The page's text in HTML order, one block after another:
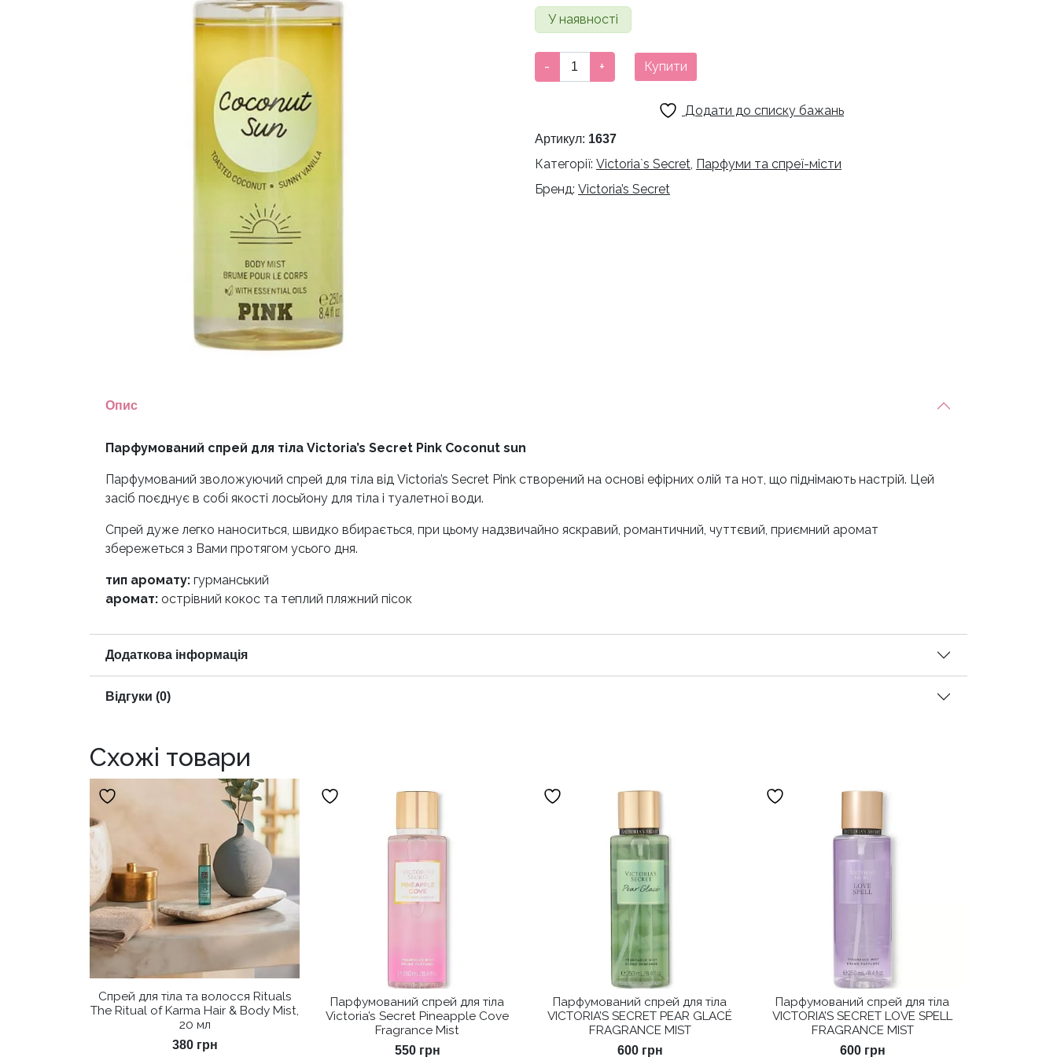
У наявності
Парфумований
спрей
Victoria’s
Coconut
- + Купити
Додати до списку бажань
Артикул: 1637
Категорії: Victoria`s Secret, Парфуми та спреї-місти
Бренд: Victoria’s Secret
Опис
Парфумований спрей для тіла Victoria’s Secret Pink Coconut sun
Парфумований зволожуючий спрей для тіла від Victoria’s Secret Pink створений на основі ефірних олій та нот, що піднімають настрій. Цей
засіб поєднує в собі якості лосьйону для тіла і туалетної води.
Спрей дуже легко наноситься, швидко вбирається, при цьому надзвичайно яскравий, романтичний, чуттєвий, приємний аромат
збережеться з Вами протягом усього дня.
тип аромату: гурманський
аромат: острівний кокос та теплий пляжний пісок
Додаткова інформація
Відгуки (0)
Схожі товари
Спрей для тіла та волосся Rituals
The Ritual of Karma Hair & Body Mist,
20 мл
380 грн
Парфумований спрей для тіла
Victoria’s Secret Pineapple Cove
Fragrance Mist
550 грн
Парфумований спрей для тіла
VICTORIA’S SECRET PEAR GLACÉ
FRAGRANCE MIST
600 грн
Парфумований спрей для тіла
VICTORIA’S SECRET LOVE SPELL
FRAGRANCE MIST
600 грн